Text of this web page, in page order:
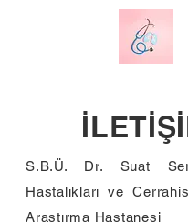
S.B.Ü. Dr. Suat
Hastalıkları ve
Araştırma Hastanesi